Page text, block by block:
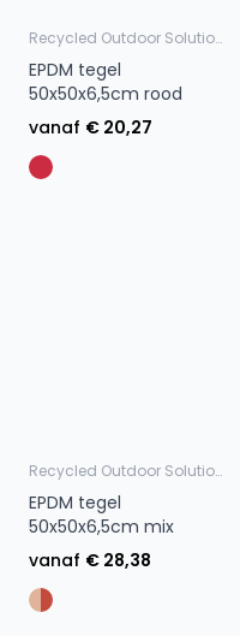
Recycled Outdoor Solutions
EPDM tegel
50x50x6,5cm rood
vanaf € 20,27
Recycled Outdoor Solutions
EPDM tegel
50x50x6,5cm mix
vanaf € 28,38